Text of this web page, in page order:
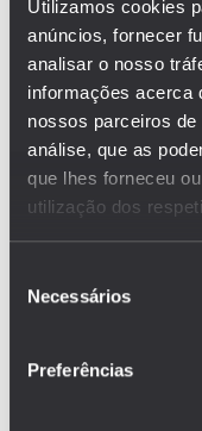
Utilizamos cookies
anúncios, fornecer
analisar o nosso
informações acerca
nossos parceiros
análise, que as
que lhes forneceu
utilização dos
Necessários
Preferências